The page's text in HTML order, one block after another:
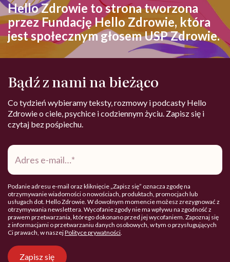
Hello Zdrowie to strona tworzona
przez Fundację Hello Zdrowie, która
jest społecznym głosem USP Zdrowie.
Bądź z nami na bieżąco
Co tydzień wybieramy teksty, rozmowy i podcasty Hello
Zdrowie o ciele, psychice i codziennym życiu. Zapisz się i
czytaj bez pośpiechu.
Adres
mail*
Podanie adresu e-mail oraz kliknięcie „Zapisz się” oznacza zgodę na
otrzymywanie wiadomości o nowościach, produktach, promocjach lub
usługach dot. Hello Zdrowie. W dowolnym momencie możesz zrezygnować z
otrzymywania newslettera. Wycofanie zgody nie ma wpływu na zgodność z
prawem przetwarzania, którego dokonano przed jej wycofaniem. Zapoznaj się
z informacjami o przetwarzaniu danych osobowych, w tym o przysługujących
Ci prawach, w naszejPolityce prywatności.
Zapisz się